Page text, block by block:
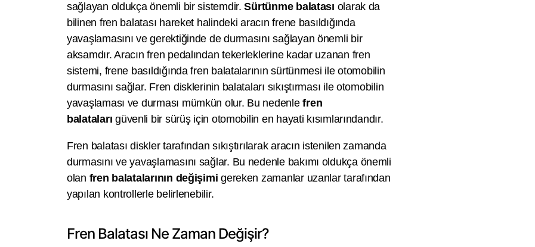
sağlayan oldukça önemli bir sistemdir.Sürtünme balatası olarak da
bilinen fren balatası hareket halindeki aracın frene basıldığında
yavaşlamasını ve gerektiğinde de durmasını sağlayan önemli bir
aksamdır. Aracın fren pedalından tekerleklerine kadar uzanan fren
sistemi, frene basıldığında fren balatalarının sürtünmesi ile otomobilin
durmasını sağlar. Fren disklerinin balataları sıkıştırması ile otomobilin
yavaşlaması ve durması mümkün olur. Bu nedenlefren
balataları güvenli bir sürüş için otomobilin en hayati kısımlarındandır.
Fren balatası diskler tarafından sıkıştırılarak aracın istenilen zamanda
durmasını ve yavaşlamasını sağlar. Bu nedenle bakımı oldukça önemli
olan fren balatalarının değişimi gereken zamanlar uzanlar tarafından
yapılan kontrollerle belirlenebilir.
Fren Balatası Ne Zaman Değişir?